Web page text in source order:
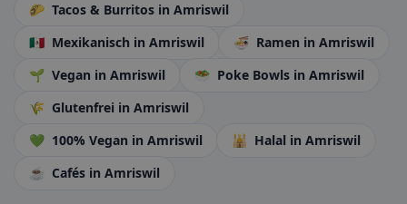
🌮 Tacos & Burritos in Amriswil
🇲🇽 Mexikanisch in Amriswil 🍜 Ramen in Amriswil
🌱 Vegan in Amriswil 🥗 Poke Bowls in Amriswil
🌾 Glutenfrei in Amriswil
💚 100% Vegan in Amriswil 🕌 Halal in Amriswil
☕ Cafés in Amriswil